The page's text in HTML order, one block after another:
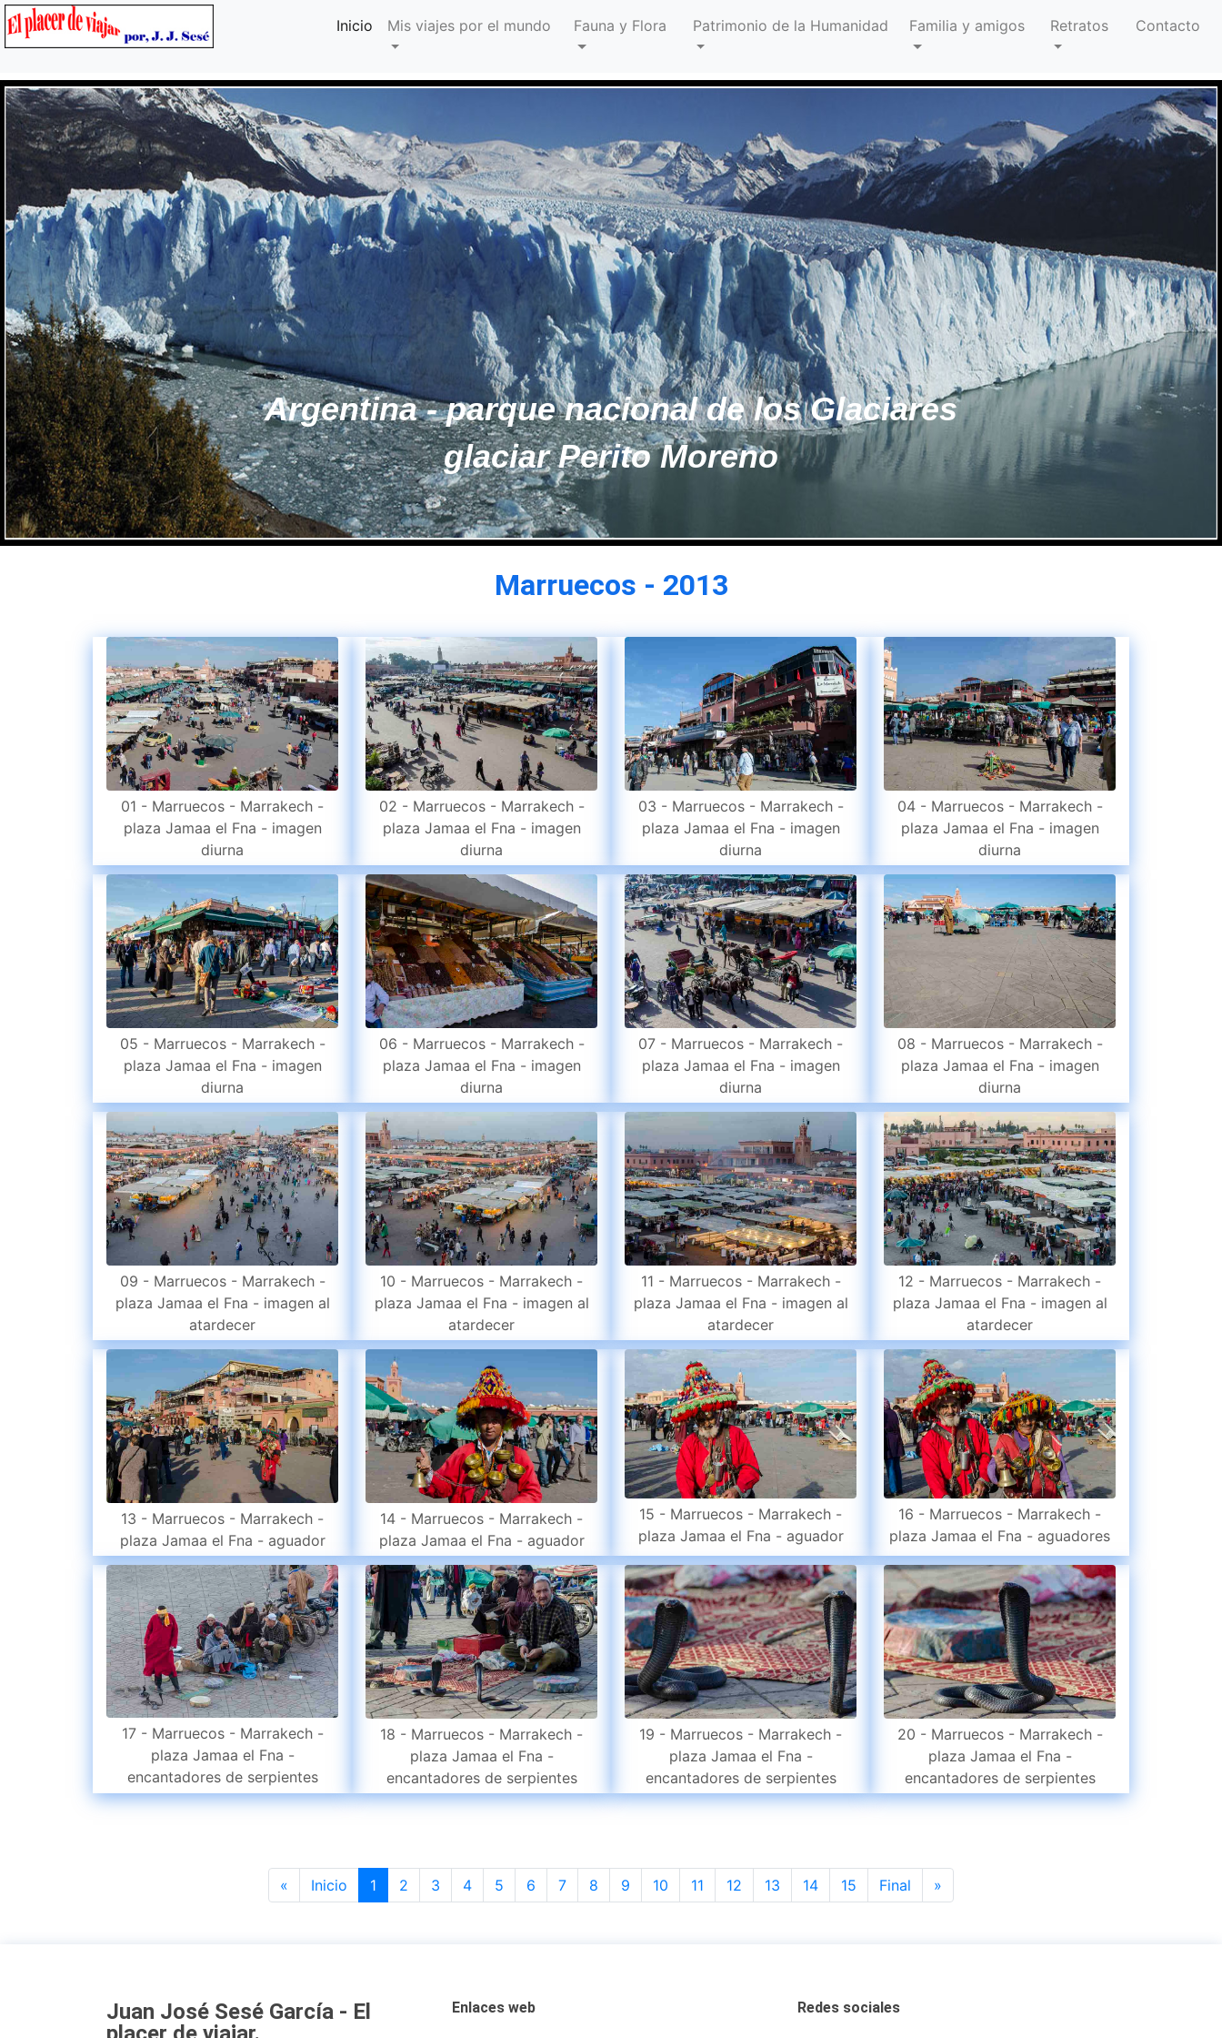
Inicio Mis viajes por el mundo Fauna y Flora Patrimonio de la Humanidad Familia y amigos Retratos Contacto
Ecuador - islas Galápagos - isla Bartolomé
Previous Next
Marruecos - 2013
01 - Marruecos - Marrakech -
plaza Jamaa el Fna - imagen
diurna
02 - Marruecos - Marrakech -
plaza Jamaa el Fna - imagen
diurna
03 - Marruecos - Marrakech -
plaza Jamaa el Fna - imagen
diurna
04 - Marruecos - Marrakech -
plaza Jamaa el Fna - imagen
diurna
05 - Marruecos - Marrakech -
plaza Jamaa el Fna - imagen
diurna
06 - Marruecos - Marrakech -
plaza Jamaa el Fna - imagen
diurna
07 - Marruecos - Marrakech -
plaza Jamaa el Fna - imagen
diurna
08 - Marruecos - Marrakech -
plaza Jamaa el Fna - imagen
diurna
09 - Marruecos - Marrakech -
plaza Jamaa el Fna - imagen al
atardecer
10 - Marruecos - Marrakech -
plaza Jamaa el Fna - imagen al
atardecer
11 - Marruecos - Marrakech -
plaza Jamaa el Fna - imagen al
atardecer
12 - Marruecos - Marrakech -
plaza Jamaa el Fna - imagen al
atardecer
13 - Marruecos - Marrakech -
plaza Jamaa el Fna - aguador
14 - Marruecos - Marrakech -
plaza Jamaa el Fna - aguador
15 - Marruecos - Marrakech -
plaza Jamaa el Fna - aguador
16 - Marruecos - Marrakech -
plaza Jamaa el Fna - aguadores
17 - Marruecos - Marrakech -
plaza Jamaa el Fna -
encantadores de serpientes
18 - Marruecos - Marrakech -
plaza Jamaa el Fna -
encantadores de serpientes
19 - Marruecos - Marrakech -
plaza Jamaa el Fna -
encantadores de serpientes
20 - Marruecos - Marrakech -
plaza Jamaa el Fna -
encantadores de serpientes
« Previous
Inicio 1 2 3 4 5 6 7 8 9 10 11 12 13 14 15 Final »
Juan José Sesé García - El
Enlaces web Redes sociales